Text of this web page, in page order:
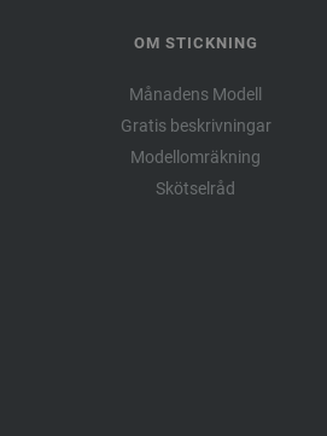
OM STICKNING
Månadens Modell
Gratis beskrivningar
Modellomräkning
Skötselråd